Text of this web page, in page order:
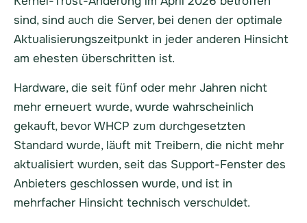
sind, sind auch die Server, bei denen der optimale
Aktualisierungszeitpunkt in jeder anderen Hinsicht
am ehesten überschritten ist.
Hardware, die seit fünf oder mehr Jahren nicht
mehr erneuert wurde, wurde wahrscheinlich
gekauft, bevor WHCP zum durchgesetzten
Standard wurde, läuft mit Treibern, die nicht mehr
aktualisiert wurden, seit das Support-Fenster des
Anbieters geschlossen wurde, und ist in
mehrfacher Hinsicht technisch verschuldet.